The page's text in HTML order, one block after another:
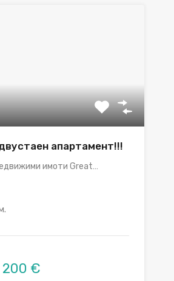
апартамент!!!
имоти Great…
200 €